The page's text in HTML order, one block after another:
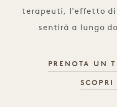
terapeuti, l'effetto
sentirà a lungo
PRENOTA UN
SCOPRI